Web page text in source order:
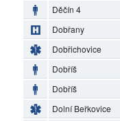
Děčín 4
Dobřany
Dobřichovice
Dobříš
Dobříš
Dolní Beřkovice